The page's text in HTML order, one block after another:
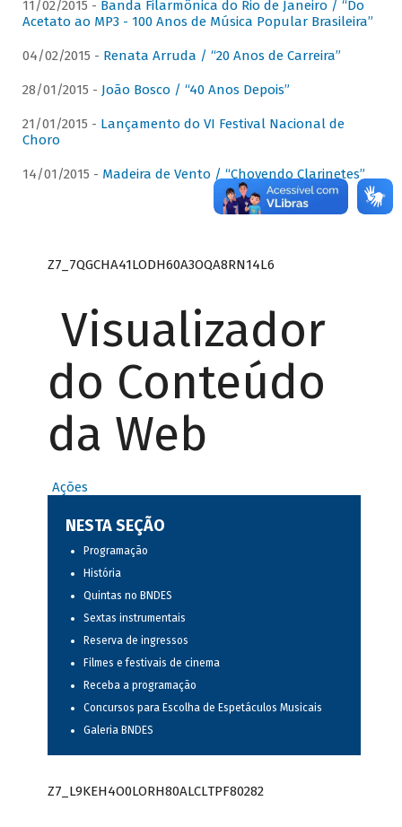
11/02/2015 - Banda Filarmônica do Rio de Janeiro / “Do
Acetato ao MP3 - 100 Anos de Música Popular Brasileira”
04/02/2015 - Renata Arruda / “20 Anos de Carreira”
28/01/2015 - João Bosco / “40 Anos Depois”
21/01/2015 - Lançamento do VI Festival Nacional de
Choro
14/01/2015 - Madeira de Vento / “Chovendo Clarinetes”
Z7_7QGCHA41LODH60A3OQA8RN14L6
Visualizador
do Conteúdo
da Web
Ações
NESTA SEÇÃO
Programação
História
Quintas no BNDES
Sextas instrumentais
Reserva de ingressos
Filmes e festivais de cinema
Receba a programação
Concursos para Escolha de Espetáculos Musicais
Galeria BNDES
Z7_L9KEH4O0LORH80ALCLTPF80282